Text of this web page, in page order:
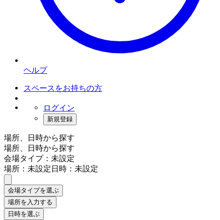
ヘルプ
スペースをお持ちの方
ログイン
新規登録
場所、日時から探す
場所、日時から探す
会場タイプ：未設定
場所：未設定日時：未設定
会場タイプを選ぶ
場所を入力する
日時を選ぶ